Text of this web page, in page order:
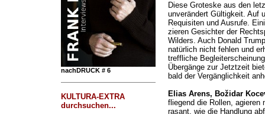
nachDRUCK # 6
KULTURA-EXTRA
durchsuchen...
Diese Groteske aus den
unverändert Gültigkeit. Auf
Requisiten und Ausrufe.
zieren Gesichter der
Wilders. Auch Donald
natürlich nicht fehlen und
treffliche
Übergänge zur Jetztzeit
bald der Vergänglichkeit
Elias Arens, Božidar
fliegend die Rollen, agieren
rasant, wie die Handlung